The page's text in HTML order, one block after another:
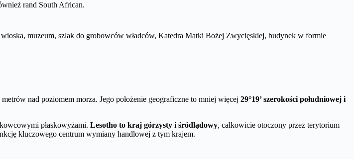
rand South African.
muzeum, szlak do grobowców władców, Katedra Matki Bożej Zwycięskiej, budynek w formie
nad poziomem morza. Jego położenie geograficzne to mniej więcej 29°19’ szerokości południowej i
płaskowyżami. Lesotho to kraj górzysty i śródlądowy, całkowicie otoczony przez terytorium
kluczowego centrum wymiany handlowej z tym krajem.